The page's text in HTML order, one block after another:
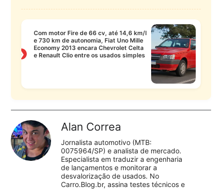
❯
Com motor Fire de 66 cv, até 14,6 km/l
e 730 km de autonomia, Fiat Uno Mille
Economy 2013 encara Chevrolet Celta
e Renault Clio entre os usados simples
Alan Correa
Jornalista automotivo (MTB:
0075964/SP) e analista de mercado.
Especialista em traduzir a engenharia
de lançamentos e monitorar a
desvalorização de usados. No
Carro.Blog.br, assina testes técnicos e